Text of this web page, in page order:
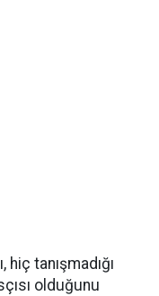
tanışmadığı
olduğunu